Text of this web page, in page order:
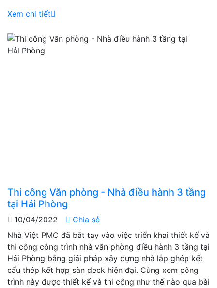
Xem chi tiết
Thi công Văn phòng - Nhà điều hành 3 tầng
tại Hải Phòng
10/04/2022
Chia sẻ
Nhà Việt PMC đã bắt tay vào việc triển khai thiết kế và
thi công công trình nhà văn phòng điều hành 3 tầng tại
Hải Phòng bằng giải pháp xây dựng nhà lắp ghép kết
cấu thép kết hợp sàn deck hiện đại. Cùng xem công
trình này được thiết kế và thi công như thế nào qua bài